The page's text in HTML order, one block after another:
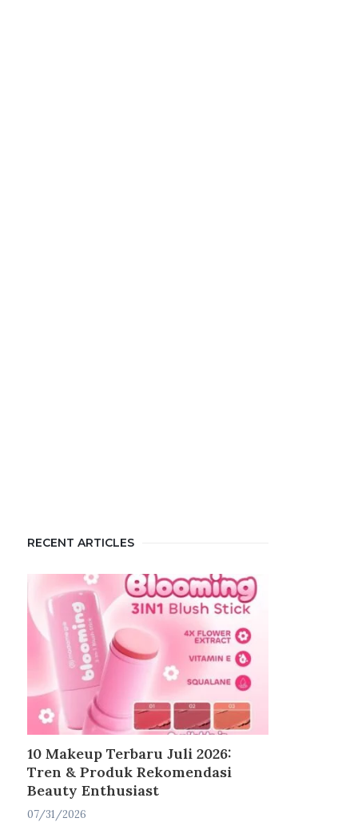
RECENT ARTICLES
10 Makeup Terbaru Juli 2026:
Tren & Produk Rekomendasi
Beauty Enthusiast
07/31/2026